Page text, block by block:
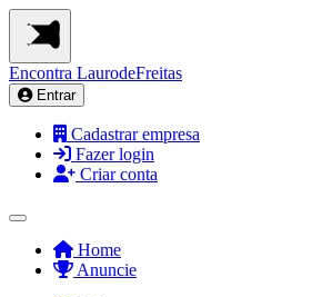
Encontra LaurodeFreitas
Entrar
Cadastrar empresa
Fazer login
Criar conta
Home
Anuncie